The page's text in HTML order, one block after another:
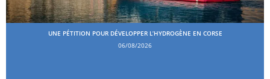
UNE PÉTITION POUR DÉVELOPPER L’HYDROGÈNE EN CORSE
06/08/2026